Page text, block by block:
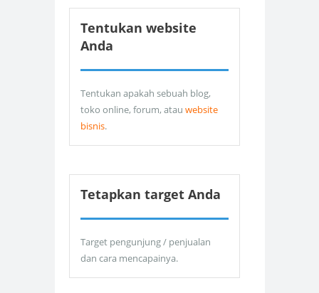
Tentukan website
Anda
Tentukan apakah sebuah blog,
toko online, forum, atau website
bisnis.
Tetapkan target Anda
Target pengunjung / penjualan
dan cara mencapainya.